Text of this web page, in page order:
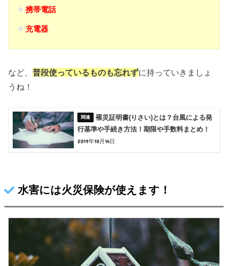
携帯電話
充電器
など、普段使っているものも忘れずに持っていきましょ
うね！
罹災証明書(りさい)とは？台風による発
行基準や手続き方法！期限や手数料まとめ！
2019年10月14日
水害には火災保険が使えます！